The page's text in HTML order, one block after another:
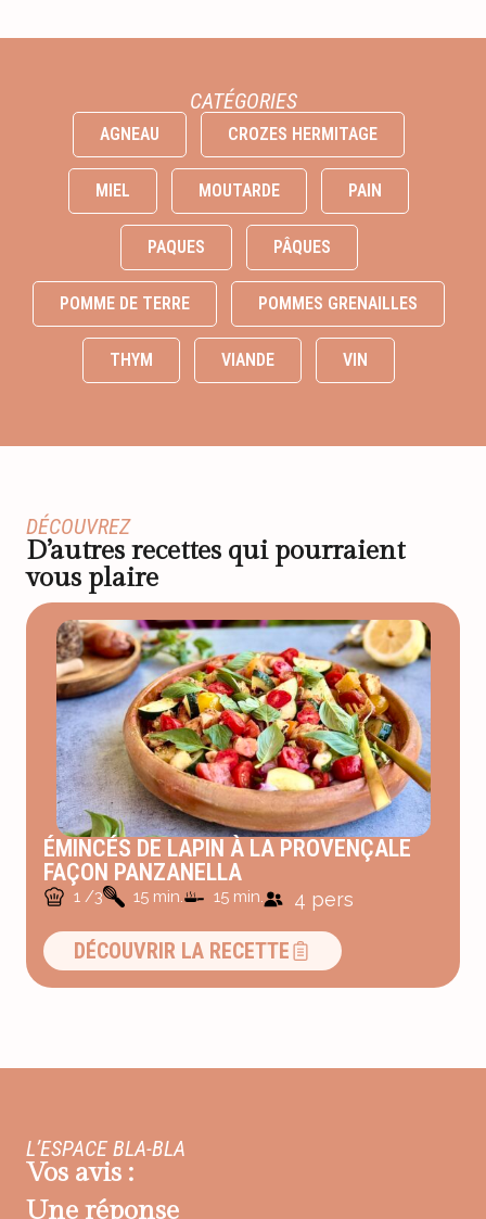
CATÉGORIES
AGNEAU CROZES HERMITAGE
MIEL MOUTARDE PAIN
PAQUES PÂQUES
POMME DE TERRE POMMES GRENAILLES
THYM VIANDE VIN
DÉCOUVREZ
D’autres recettes qui pourraient
vous plaire
ÉMINCÉS DE LAPIN À LA PROVENÇALE
FAÇON PANZANELLA
1 /3 15 min. 15 min. 4 pers
DÉCOUVRIR LA RECETTE
L’ESPACE BLA-BLA
Vos avis :
Une réponse